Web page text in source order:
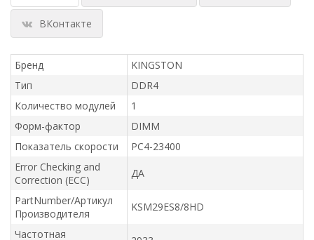
ВКонтакте
Бренд
KINGSTON
Тип
DDR4
Количество модулей
1
Форм-фактор
DIMM
Показатель скорости
PC4-23400
Error Checking and
Correction (ECC)
ДА
PartNumber/Артикул
Производителя
KSM29ES8/8HD
Частотная